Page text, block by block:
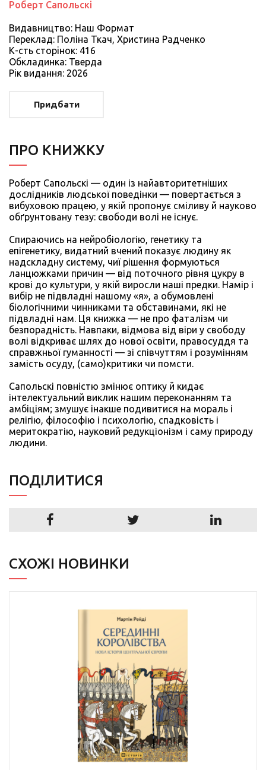
Роберт Сапольскі
Видавництво: Наш Формат
Переклад: Поліна Ткач, Христина Радченко
К-сть сторiнок: 416
Обкладинка: Тверда
Рiк видання: 2026
Придбати
ПРО КНИЖКУ
Роберт Сапольскі — один із найавторитетніших
дослідників людської поведінки — повертається з
вибуховою працею, у якій пропонує сміливу й науково
обґрунтовану тезу: свободи волі не існує.
Спираючись на нейробіологію, генетику та
епігенетику, видатний вчений показує людину як
надскладну систему, чиї рішення формуються
ланцюжками причин — від поточного рівня цукру в
крові до культури, у якій виросли наші предки. Намір і
вибір не підвладні нашому «я», а обумовлені
біологічними чинниками та обставинами, які не
підвладні нам. Ця книжка — не про фаталізм чи
безпорадність. Навпаки, відмова від віри у свободу
волі відкриває шлях до нової освіти, правосуддя та
справжньої гуманності — зі співчуттям і розумінням
замість осуду, (само)критики чи помсти.
Сапольскі повністю змінює оптику й кидає
інтелектуальний виклик нашим переконанням та
амбіціям; змушує інакше подивитися на мораль і
релігію, філософію і психологію, спадковість і
меритократію, науковий редукціонізм і саму природу
людини.
ПОДIЛИТИСЯ
СХОЖІ НОВИНКИ